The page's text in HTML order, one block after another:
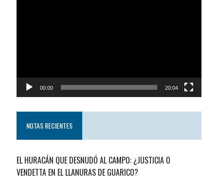
00:00 20:04
NOTAS RECIENTES
EL HURACÁN QUE DESNUDÓ AL CAMPO: ¿JUSTICIA O
VENDETTA EN EL LLANURAS DE GUARICO?